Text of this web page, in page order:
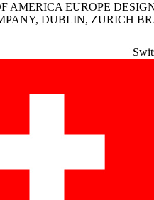
AMERICA EUROPE
DUBLIN, ZURICH